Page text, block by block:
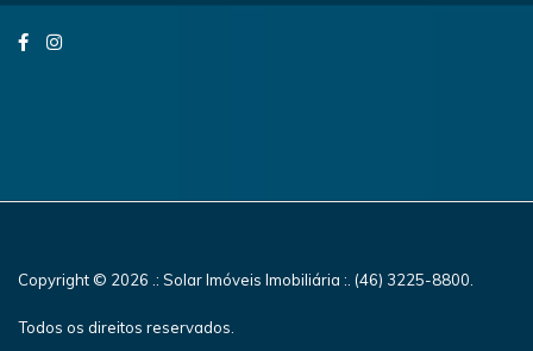
Copyright © 2026 .: Solar Imóveis Imobiliária :. (46) 3225-8800.
Todos os direitos reservados.